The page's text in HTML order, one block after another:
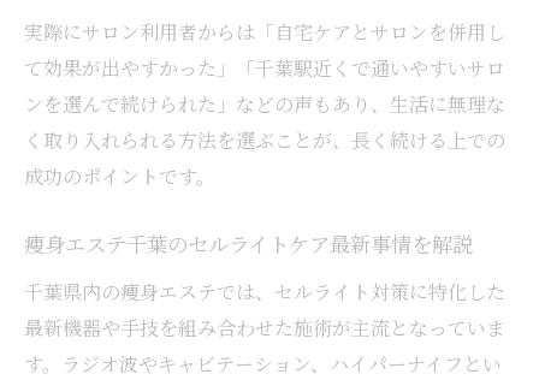
痩身エステとセルライトケア機器で実感する効
果の違い
セルライトケア機器とエステ施術の効果的
な使い分け
事情
ハイパーナイフなどセルライト機器で期待
できる変化
セルライト除去にエステと機器の併用は有
実際にサロン利用者からは「自宅ケアとサロンを併用し
て効果が出やすかった」「千葉駅近くで通いやすいサロ
ンを選んで続けられた」などの声もあり、生活に無理な
く取り入れられる方法を選ぶことが、長く続ける上での
成功のポイントです。
痩身エステ千葉のセルライトケア最新事情を解説
千葉県内の痩身エステでは、セルライト対策に特化した
最新機器や手技を組み合わせた施術が主流となっていま
す。ラジオ波やキャビテーション、ハイパーナイフとい